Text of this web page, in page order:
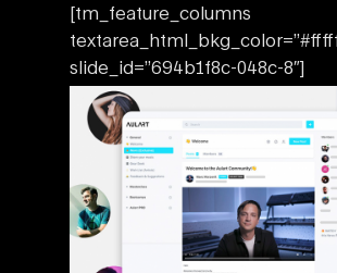
[tm_feature_columns
slide_id=”694b1f8c-048c-8″]